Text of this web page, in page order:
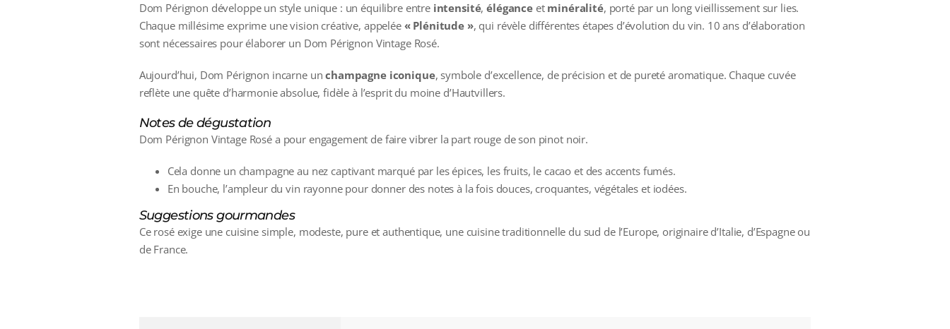
Dom Pérignon développe un style unique : un équilibre entre intensité,éléganceet minéralité, porté par un long vieillissement sur lies.
Chaque millésime exprime une vision créative, appelée « Plénitude », qui révèle différentes étapes d’évolution du vin. 10 ans d’élaboration
sont nécessaires pour élaborer un Dom Pérignon Vintage Rosé.
Aujourd’hui, Dom Pérignon incarne unchampagne iconique, symbole d’excellence, de précision et de pureté aromatique. Chaque cuvée
reflète une quête d’harmonie absolue, fidèle à l’esprit du moine d’Hautvillers.
Notes de dégustation
Dom Pérignon Vintage Rosé a pour engagement de faire vibrer la part rouge de son pinot noir.
Cela donne un champagne au nez captivant marqué par les épices, les fruits, le cacao et des accents fumés.
En bouche, l’ampleur du vin rayonne pour donner des notes à la fois douces, croquantes, végétales et iodées.
Suggestions gourmandes
Ce rosé exige une cuisine simple, modeste, pure et authentique, une cuisine traditionnelle du sud de l’Europe, originaire d’Italie, d’Espagne ou
de France.